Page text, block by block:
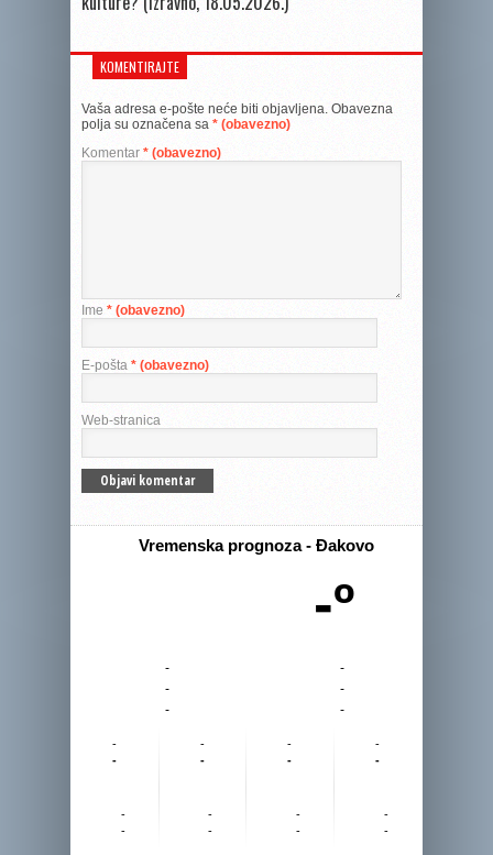
KOMENTIRAJTE
Vaša adresa e-pošte neće biti objavljena. Obavezna
polja su označena sa * (obavezno)
Komentar * (obavezno)
Ime * (obavezno)
E-pošta * (obavezno)
Web-stranica
Vremenska prognoza - Đakovo
-º
-
-
-
-
-
-
-
-
-
-
-
-
-
-
-
-
-
-
-
-
-
-